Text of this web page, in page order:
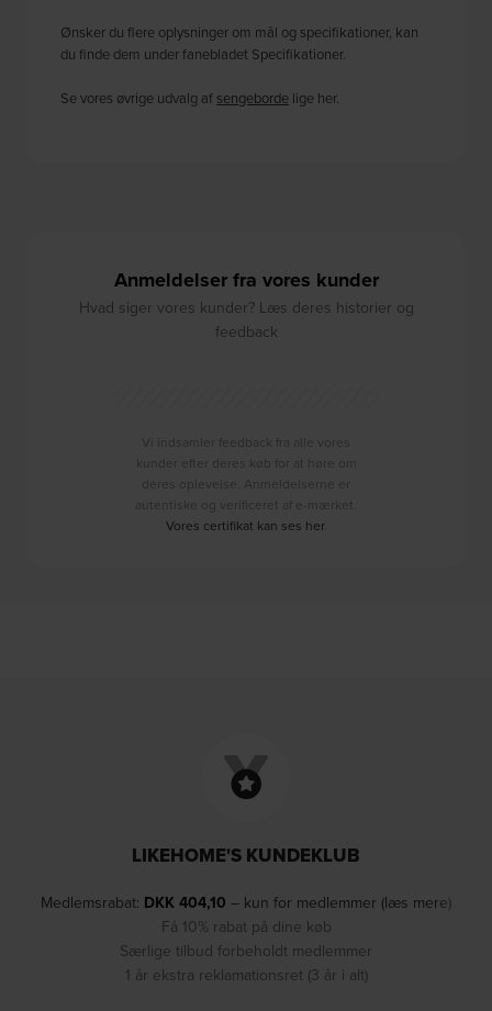
Ønsker du flere oplysninger om mål og specifikationer, kan
du finde dem under fanebladet Specifikationer.
Se vores øvrige udvalg af sengeborde lige her.
Anmeldelser fra vores kunder
Hvad siger vores kunder? Læs deres historier og
feedback
Vi indsamler feedback fra alle vores
kunder efter deres køb for at høre om
deres oplevelse. Anmeldelserne er
autentiske og verificeret af e-mærket.
Vores certifikat kan ses her.
LIKEHOME'S KUNDEKLUB
Medlemsrabat: DKK 404,10 – kun for medlemmer (læs mere)
Få 10% rabat på dine køb
Særlige tilbud forbeholdt medlemmer
1 år ekstra reklamationsret (3 år i alt)